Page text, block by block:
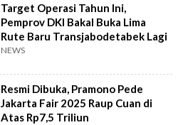
Target Operasi Tahun Ini,
Pemprov DKI Bakal Buka Lima
Rute Baru Transjabodetabek Lagi
NEWS
Resmi Dibuka, Pramono Pede
Jakarta Fair 2025 Raup Cuan di
Atas Rp7,5 Triliun